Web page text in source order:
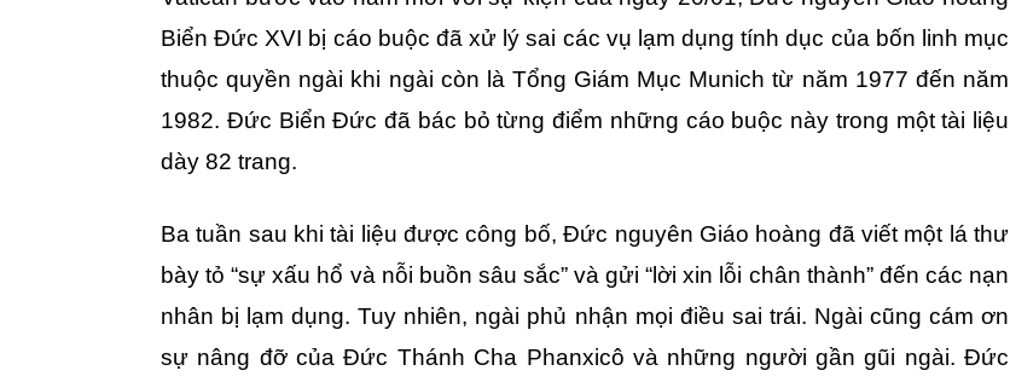
Biển Đức XVI bị cáo buộc đã xử lý sai các vụ lạm dụng tính dục của bốn linh mục
thuộc quyền ngài khi ngài còn là Tổng Giám Mục Munich từ năm 1977 đến năm
1982. Đức Biển Đức đã bác bỏ từng điểm những cáo buộc này trong một tài liệu
dày 82 trang.
Ba tuần sau khi tài liệu được công bố, Đức nguyên Giáo hoàng đã viết một lá thư
bày tỏ “sự xấu hổ và nỗi buồn sâu sắc” và gửi “lời xin lỗi chân thành” đến các nạn
nhân bị lạm dụng. Tuy nhiên, ngài phủ nhận mọi điều sai trái. Ngài cũng cám ơn
sự nâng đỡ của Đức Thánh Cha Phanxicô và những người gần gũi ngài. Đức